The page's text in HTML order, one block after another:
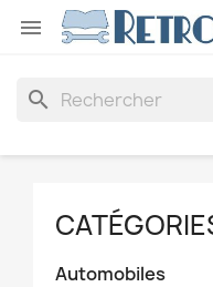

search
Automobiles